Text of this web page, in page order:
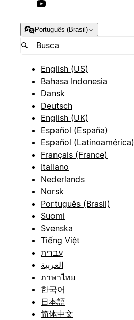
Português (Brasil)
English (US)
Bahasa Indonesia
Dansk
Deutsch
English (UK)
Español (España)
Español (Latinoamérica)
Français (France)
Italiano
Nederlands
Norsk
Português (Brasil)
Suomi
Svenska
Tiếng Việt
עברית
العربية
ภาษาไทย
한국어
日本語
简体中文